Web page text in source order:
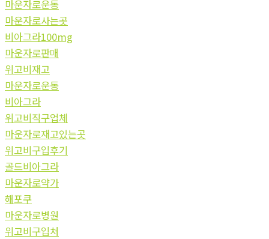
마운자로운동
마운자로사는곳
비아그라100mg
마운자로판매
위고비재고
마운자로운동
비아그라
위고비직구업체
마운자로재고있는곳
위고비구입후기
골드비아그라
마운자로약가
해포쿠
마운자로병원
위고비구입처